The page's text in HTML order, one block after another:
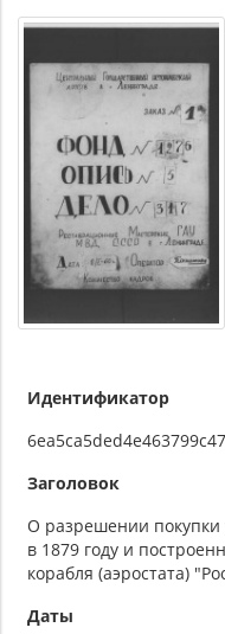
Идентификатор
Заголовок
О разрешении покупки
в 1879 году и
корабля (аэростата)
Даты